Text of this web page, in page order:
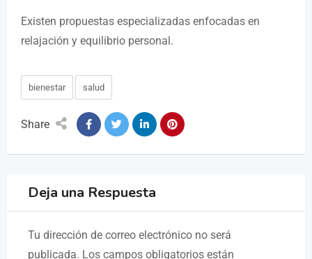
Existen propuestas especializadas enfocadas en
relajación y equilibrio personal.
bienestar salud
Share
Deja una Respuesta
Tu dirección de correo electrónico no será
publicada. Los campos obligatorios están